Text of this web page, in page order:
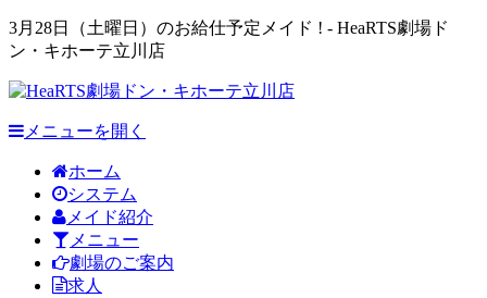
3月28日（土曜日）のお給仕予定メイド ! - HeaRTS劇場ド
ン・キホーテ立川店
メニューを開く
ホーム
システム
メイド紹介
メニュー
劇場のご案内
求人